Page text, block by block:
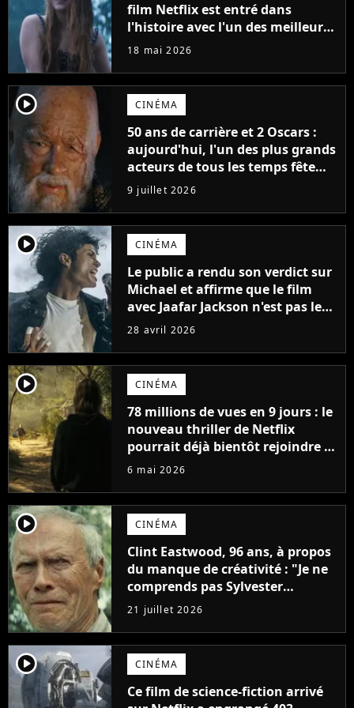
film Netflix est entré dans
l'histoire avec l'un des meilleurs
lancements de tous les temps
18 mai 2026
player2 CINÉMA
50 ans de carrière et 2 Oscars :
aujourd'hui, l'un des plus grands
acteurs de tous les temps fête
ses 70 ans
9 juillet 2026
player2 CINÉMA
Le public a rendu son verdict sur
Michael et affirme que le film
avec Jaafar Jackson n'est pas le
meilleur biopic musical de 2026.
28 avril 2026
player2 CINÉMA
78 millions de vues en 9 jours : le
nouveau thriller de Netflix
pourrait déjà bientôt rejoindre le
top 10 des films les plus vus de
6 mai 2026
player2 CINÉMA
Clint Eastwood, 96 ans, à propos
du manque de créativité : "Je ne
comprends pas Sylvester
Stallone. J'ai l'impression qu'il ne
fait ça que pour l'argent"
21 juillet 2026
player2 CINÉMA
Ce film de science-fiction arrivé